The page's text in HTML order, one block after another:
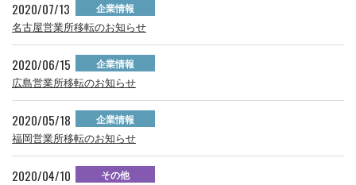
2020/07/13 企業情報
名古屋営業所移転のお知らせ
2020/06/15 企業情報
広島営業所移転のお知らせ
2020/05/18 企業情報
福岡営業所移転のお知らせ
2020/04/10 その他